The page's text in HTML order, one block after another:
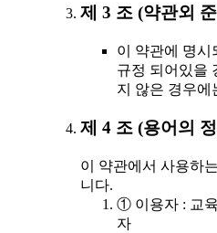
제 3 조 (약관외
이 약관에 명시
규정 되어있을
지 않은 경우에
제 4 조 (용어의
이 약관에서 사용하
니다.
① 이용자 : 교
자